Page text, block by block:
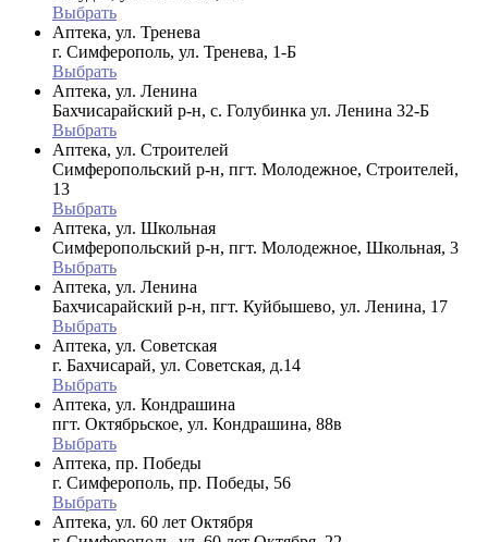
Выбрать
Аптека, ул. Тренева
г. Симферополь, ул. Тренева, 1-Б
Выбрать
Аптека, ул. Ленина
Бахчисарайский р-н, с. Голубинка ул. Ленина 32-Б
Выбрать
Аптека, ул. Строителей
Симферопольский р-н, пгт. Молодежное, Строителей,
13
Выбрать
Аптека, ул. Школьная
Симферопольский р-н, пгт. Молодежное, Школьная, 3
Выбрать
Аптека, ул. Ленина
Бахчисарайский р-н, пгт. Куйбышево, ул. Ленина, 17
Выбрать
Аптека, ул. Советская
г. Бахчисарай, ул. Советская, д.14
Выбрать
Аптека, ул. Кондрашина
пгт. Октябрьское, ул. Кондрашина, 88в
Выбрать
Аптека, пр. Победы
г. Симферополь, пр. Победы, 56
Выбрать
Аптека, ул. 60 лет Октября